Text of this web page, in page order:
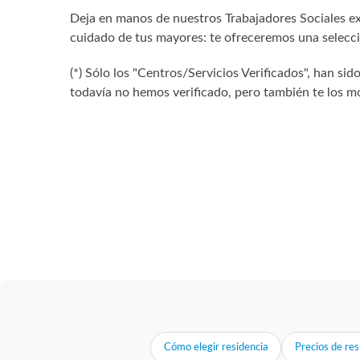
Deja en manos de nuestros Trabajadores Sociales
cuidado de tus mayores: te ofreceremos una
(*) Sólo los "Centros/Servicios Verificados", han
todavía no hemos verificado, pero también te los
Cómo elegir residencia Precios de